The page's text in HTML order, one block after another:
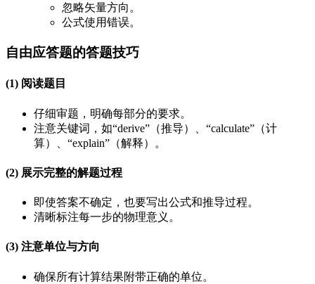
忽略矢量方向。
公式使用错误。
自由应答题的答题技巧
(1) 阅读题目
仔细审题，明确每部分的要求。
注意关键词，如“derive”（推导）、“calculate”（计
算）、“explain”（解释）。
(2) 展示完整的解题过程
即使答案不确定，也要写出公式和推导过程。
清晰标注每一步的物理意义。
(3) 注意单位与方向
确保所有计算结果附带正确的单位。